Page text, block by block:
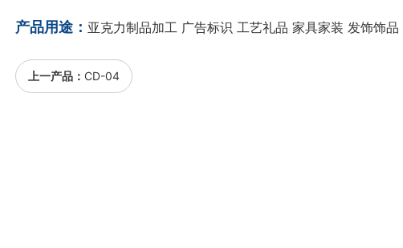
产品用途： 亚克力制品加工 广告标识 工艺礼品 家具家装 发饰饰品
上一产品： CD-04